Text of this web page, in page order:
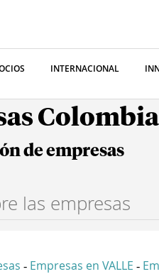
INTERNACIONAL
de empresas
- Empresas en VALLE -